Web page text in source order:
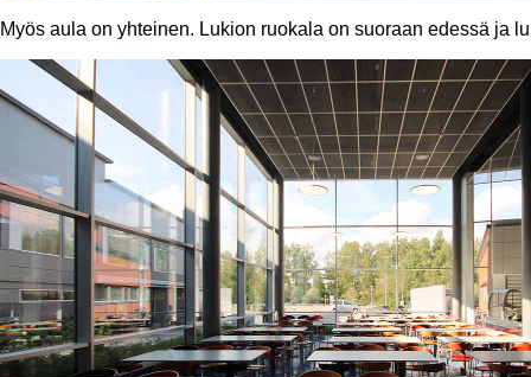
Myös aula on yhteinen. Lukion ruokala on suoraan edessä ja